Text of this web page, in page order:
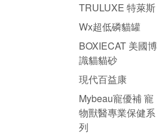
TRULUXE 特萊斯
Wx超低磷貓罐
BOXIECAT 美國博
識貓貓砂
現代百益康
Mybeau寵優補 寵
物獸醫專業保健系
列